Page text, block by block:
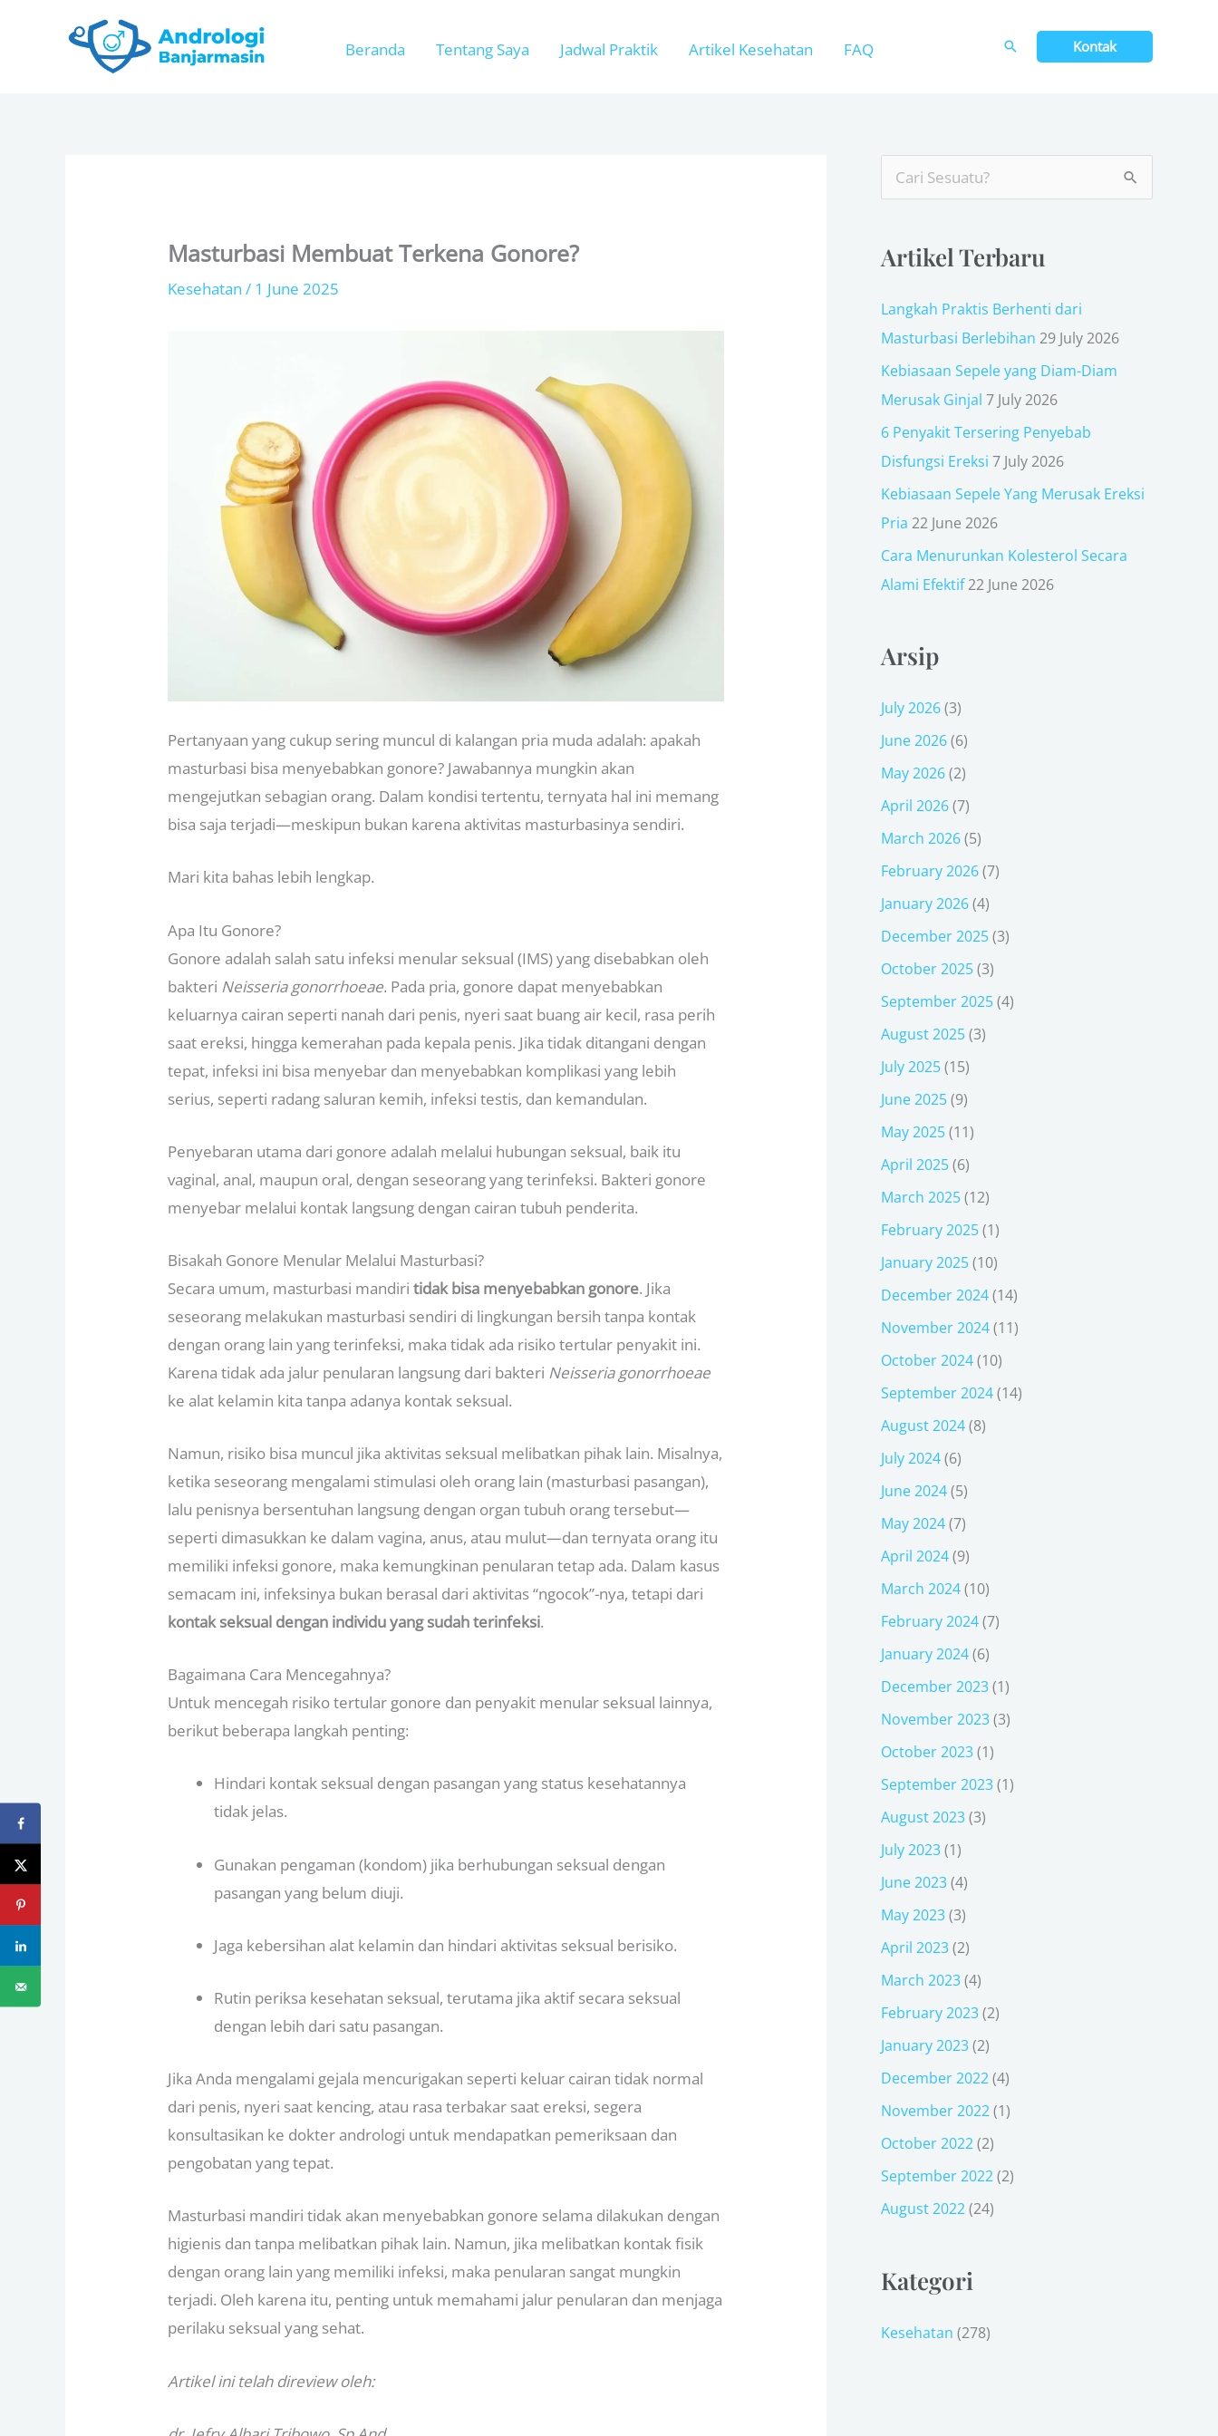
Beranda Tentang Saya Jadwal Praktik Artikel Kesehatan FAQ Kontak
Masturbasi Membuat Terkena Gonore?
Kesehatan / 1 June 2025
Pertanyaan yang cukup sering muncul di kalangan pria muda adalah: apakah
masturbasi bisa menyebabkan gonore? Jawabannya mungkin akan
mengejutkan sebagian orang. Dalam kondisi tertentu, ternyata hal ini memang
bisa saja terjadi—meskipun bukan karena aktivitas masturbasinya sendiri.
Mari kita bahas lebih lengkap.
Apa Itu Gonore?
Gonore adalah salah satu infeksi menular seksual (IMS) yang disebabkan oleh
bakteri Neisseria gonorrhoeae. Pada pria, gonore dapat menyebabkan
keluarnya cairan seperti nanah dari penis, nyeri saat buang air kecil, rasa perih
saat ereksi, hingga kemerahan pada kepala penis. Jika tidak ditangani dengan
tepat, infeksi ini bisa menyebar dan menyebabkan komplikasi yang lebih
serius, seperti radang saluran kemih, infeksi testis, dan kemandulan.
Penyebaran utama dari gonore adalah melalui hubungan seksual, baik itu
vaginal, anal, maupun oral, dengan seseorang yang terinfeksi. Bakteri gonore
menyebar melalui kontak langsung dengan cairan tubuh penderita.
Bisakah Gonore Menular Melalui Masturbasi?
Secara umum, masturbasi mandiritidak bisa menyebabkan gonore. Jika
seseorang melakukan masturbasi sendiri di lingkungan bersih tanpa kontak
dengan orang lain yang terinfeksi, maka tidak ada risiko tertular penyakit ini.
Karena tidak ada jalur penularan langsung dari bakteri Neisseria gonorrhoeae
ke alat kelamin kita tanpa adanya kontak seksual.
Namun, risiko bisa muncul jika aktivitas seksual melibatkan pihak lain. Misalnya,
ketika seseorang mengalami stimulasi oleh orang lain (masturbasi pasangan),
lalu penisnya bersentuhan langsung dengan organ tubuh orang tersebut—
seperti dimasukkan ke dalam vagina, anus, atau mulut—dan ternyata orang itu
memiliki infeksi gonore, maka kemungkinan penularan tetap ada. Dalam kasus
semacam ini, infeksinya bukan berasal dari aktivitas “ngocok”-nya, tetapi dari
kontak seksual dengan individu yang sudah terinfeksi.
Bagaimana Cara Mencegahnya?
Untuk mencegah risiko tertular gonore dan penyakit menular seksual lainnya,
berikut beberapa langkah penting:
Hindari kontak seksual dengan pasangan yang status kesehatannya
tidak jelas.
Gunakan pengaman (kondom) jika berhubungan seksual dengan
pasangan yang belum diuji.
Jaga kebersihan alat kelamin dan hindari aktivitas seksual berisiko.
Rutin periksa kesehatan seksual, terutama jika aktif secara seksual
dengan lebih dari satu pasangan.
Jika Anda mengalami gejala mencurigakan seperti keluar cairan tidak normal
dari penis, nyeri saat kencing, atau rasa terbakar saat ereksi, segera
konsultasikan ke dokter andrologi untuk mendapatkan pemeriksaan dan
pengobatan yang tepat.
Masturbasi mandiri tidak akan menyebabkan gonore selama dilakukan dengan
higienis dan tanpa melibatkan pihak lain. Namun, jika melibatkan kontak fisik
dengan orang lain yang memiliki infeksi, maka penularan sangat mungkin
terjadi. Oleh karena itu, penting untuk memahami jalur penularan dan menjaga
perilaku seksual yang sehat.
Artikel ini telah direview oleh:
r
:
Artikel Terbaru
Langkah Praktis Berhenti dari
Masturbasi Berlebihan 29 July 2026
Kebiasaan Sepele yang Diam-Diam
Merusak Ginjal 7 July 2026
6 Penyakit Tersering Penyebab
Disfungsi Ereksi 7 July 2026
Kebiasaan Sepele Yang Merusak Ereksi
Pria 22 June 2026
Cara Menurunkan Kolesterol Secara
Alami Efektif22 June 2026
Arsip
July 2026(3)
June 2026(6)
May 2026(2)
April 2026(7)
March 2026(5)
February 2026(7)
January 2026(4)
December 2025(3)
October 2025(3)
September 2025(4)
August 2025(3)
July 2025(15)
June 2025(9)
May 2025(11)
April 2025(6)
March 2025(12)
February 2025(1)
January 2025(10)
December 2024(14)
November 2024(11)
October 2024(10)
September 2024(14)
August 2024(8)
July 2024(6)
June 2024(5)
May 2024(7)
April 2024(9)
March 2024(10)
February 2024(7)
January 2024(6)
December 2023(1)
November 2023(3)
October 2023(1)
September 2023(1)
August 2023(3)
July 2023(1)
June 2023(4)
May 2023(3)
April 2023(2)
March 2023(4)
February 2023(2)
January 2023(2)
December 2022(4)
November 2022(1)
October 2022(2)
September 2022(2)
August 2022(24)
Kategori
Kesehatan (278)